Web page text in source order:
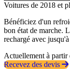
Voitures de 2018 et
Bénéficiez d'un
bon état de marche.
rechargé avec jusqu'à
Actuellement à partir
Recevez des devis